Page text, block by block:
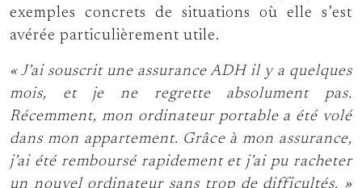
exemples concrets de situations où elle s’est
avérée particulièrement utile.
« J’ai souscrit une assurance ADH il y a quelques
mois, et je ne regrette absolument pas.
Récemment, mon ordinateur portable a été volé
dans mon appartement. Grâce à mon assurance,
j’ai été remboursé rapidement et j’ai pu racheter
un nouvel ordinateur sans trop de difficultés. »